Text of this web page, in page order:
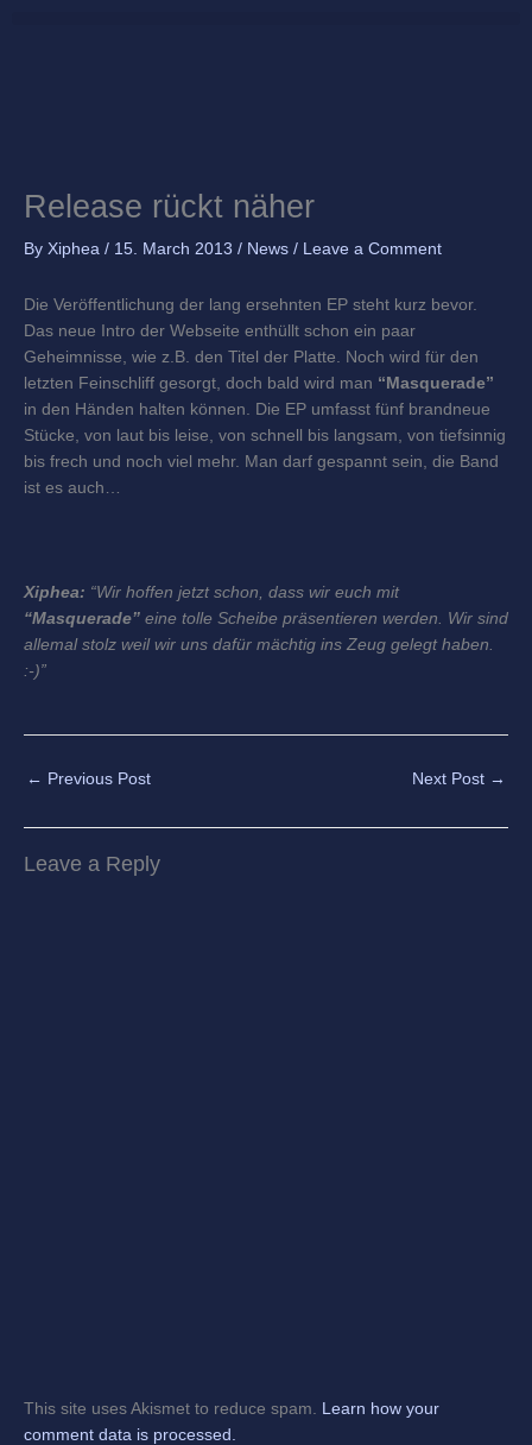
Release rückt näher
By Xiphea / 15. March 2013 / News / Leave a Comment
Die Veröffentlichung der lang ersehnten EP steht kurz bevor.
Das neue Intro der Webseite enthüllt schon ein paar
Geheimnisse, wie z.B. den Titel der Platte. Noch wird für den
letzten Feinschliff gesorgt, doch bald wird man “Masquerade”
in den Händen halten können. Die EP umfasst fünf brandneue
Stücke, von laut bis leise, von schnell bis langsam, von tiefsinnig
bis frech und noch viel mehr. Man darf gespannt sein, die Band
ist es auch…
Xiphea: “Wir hoffen jetzt schon, dass wir euch mit
“Masquerade” eine tolle Scheibe präsentieren werden. Wir sind
allemal stolz weil wir uns dafür mächtig ins Zeug gelegt haben.
:-)”
← Previous Post Next Post →
Leave a Reply
This site uses Akismet to reduce spam. Learn how your
comment data is processed.